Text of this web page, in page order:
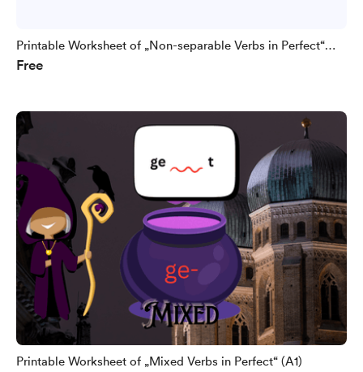
Printable Worksheet of „Non-separable Verbs in Perfect“
(A1)
Free
Printable Worksheet of „Mixed Verbs in Perfect“ (A1)